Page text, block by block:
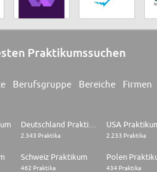
Praktikumssuchen
Berufsgruppe Bereiche Firmen
2.343 Praktika
USA
2.233 Praktika
Schweiz Praktikum
462 Praktika
Polen
434 Praktika